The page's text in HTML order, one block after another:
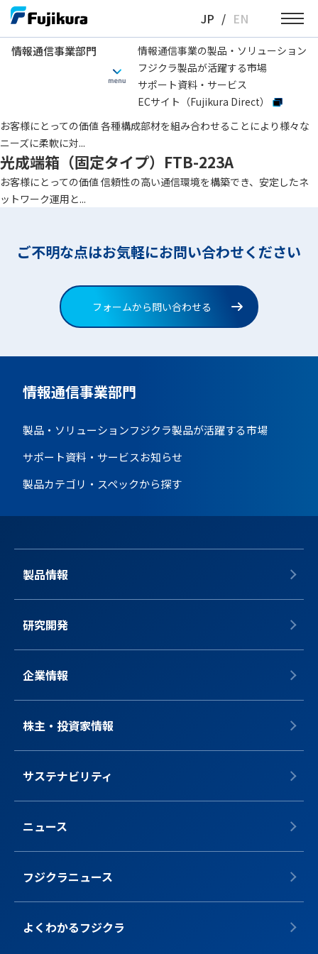
Skip
content
JP / EN
情報通信事業部門
情報通信事業の製品・ソリューション
フジクラ製品が活躍する市場
サポート資料・サービス
ECサイト（Fujikura Direct）
アダプタタイプ SC
光成端箱（スライドタイプ）FTB-235
お客様にとっての価値 各種構成部材を組み合わせることにより様々な
ニーズに柔軟に対...
光成端箱（固定タイプ）FTB-223A
お客様にとっての価値 信頼性の高い通信環境を構築でき、安定したネ
ットワーク運用と...
ご不明な点はお気軽にお問い合わせください
フォームから問い合わせる
情報通信事業部門
製品・ソリューションフジクラ製品が活躍する市場
サポート資料・サービスお知らせ
製品カテゴリ・スペックから探す
製品情報
研究開発
企業情報
株主・投資家情報
サステナビリティ
ニュース
フジクラニュース
よくわかるフジクラ